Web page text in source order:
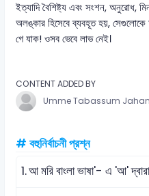
ইত্যাদি বৈশিষ্ট্য এবং সংশন, অনুরোধ,
অলঙ্কার হিসেবে ব্যবহূত হয়,
গে যাক! ওসব ভেবে লাভ নেই।
CONTENT ADDED BY
Umme Tabassum Jahan
# বহুনির্বাচনী প্রশ্ন
1.আ মরি বাংলা ভাষা'- এ 'আ'